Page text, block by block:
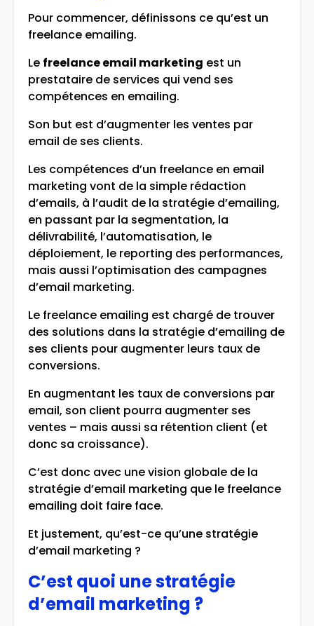
Pour commencer, définissons ce qu’est un
freelance emailing.
Le freelance email marketing est un
prestataire de services qui vend ses
compétences en emailing.
Son but est d’augmenter les ventes par
email de ses clients.
Les compétences d’un freelance en email
marketing vont de la simple rédaction
d’emails, à l’audit de la stratégie d’emailing,
en passant par la segmentation, la
délivrabilité, l’automatisation, le
déploiement, le reporting des performances,
mais aussi l’optimisation des campagnes
d’email marketing.
Le freelance emailing est chargé de trouver
des solutions dans la stratégie d’emailing de
ses clients pour augmenter leurs taux de
conversions.
En augmentant les taux de conversions par
email, son client pourra augmenter ses
ventes – mais aussi sa rétention client (et
donc sa croissance).
C’est donc avec une vision globale de la
stratégie d’email marketing que le freelance
emailing doit faire face.
Et justement, qu’est-ce qu’une stratégie
d’email marketing ?
C’est quoi une stratégie
d’email marketing ?